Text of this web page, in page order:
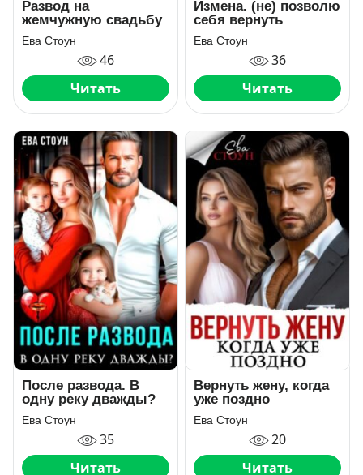
Развод на
жемчужную свадьбу
Ева Стоун
46
Читать
Измена. (не) позволю
себя вернуть
Ева Стоун
36
Читать
После развода. В
одну реку дважды?
Ева Стоун
35
Читать
Вернуть жену, когда
уже поздно
Ева Стоун
20
Читать